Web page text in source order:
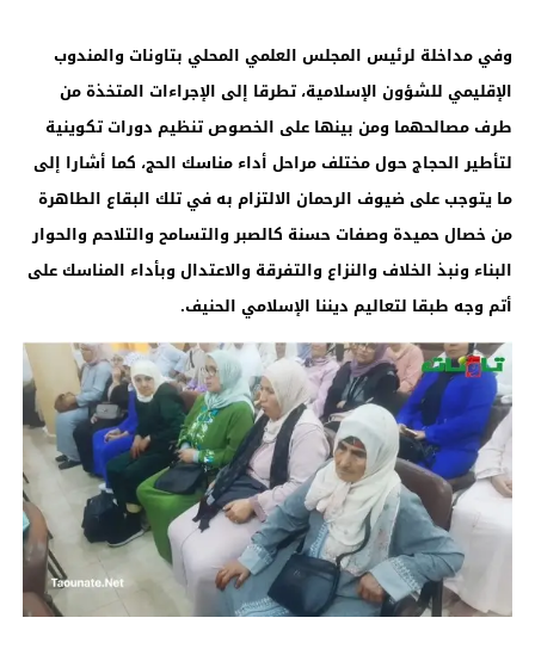
وفي مداخلة لرئيس المجلس العلمي المحلي بتاونات والمندوب
الإقليمي للشؤون الإسلامية، تطرقا إلى الإجراءات المتخذة من
طرف مصالحهما ومن بينها على الخصوص تنظيم دورات تكوينية
لتأطير الحجاج حول مختلف مراحل أداء مناسك الحج، كما أشارا إلى
ما يتوجب على ضيوف الرحمان الالتزام به في تلك البقاع الطاهرة
من خصال حميدة وصفات حسنة كالصبر والتسامح والتلاحم والحوار
البناء ونبذ الخلاف والنزاع والتفرقة والاعتدال وبأداء المناسك على
أتم وجه طبقا لتعاليم ديننا الإسلامي الحنيف.